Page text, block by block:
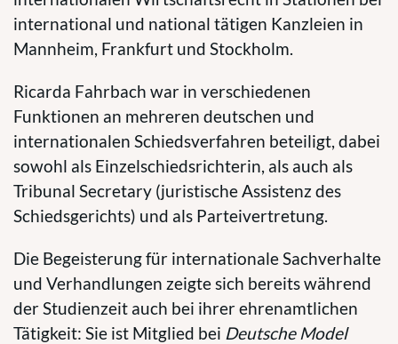
international und national tätigen Kanzleien in
Mannheim, Frankfurt und Stockholm.
Ricarda Fahrbach war in verschiedenen
Funktionen an mehreren deutschen und
internationalen Schiedsverfahren beteiligt, dabei
sowohl als Einzelschiedsrichterin, als auch als
Tribunal Secretary (juristische Assistenz des
Schiedsgerichts) und als Parteivertretung.
Die Begeisterung für internationale Sachverhalte
und Verhandlungen zeigte sich bereits während
der Studienzeit auch bei ihrer ehrenamtlichen
Tätigkeit: Sie ist Mitglied bei Deutsche Model